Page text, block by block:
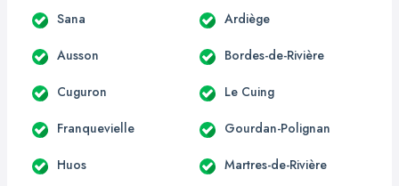
Sana Ardiège
Ausson Bordes-de-Rivière
Cuguron Le Cuing
Franquevielle Gourdan-Polignan
Huos Martres-de-Rivière